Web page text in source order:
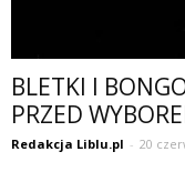
BLETKI I
PRZED
Redakcja Liblu.pl - 20